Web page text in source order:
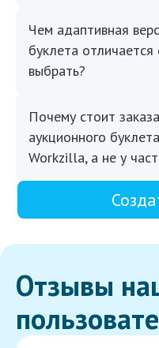
Чем адаптивная
буклета
выбрать?
Почему стоит
аукционного
Workzilla, а не у
Отзывы